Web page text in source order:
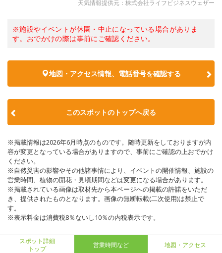
天気情報提供元：株式会社ライフビジネスウェザー
※施設やイベントが休園・中止になっている場合がありま
す。おでかけの際は事前にご確認ください。
地図・アクセス情報、電話番号を確認する
このスポットのトップへ戻る
※掲載情報は2026年6月時点のものです。随時更新をしておりますが内
容が変更となっている場合がありますので、事前にご確認の上おでかけ
ください。
※自然災害の影響やその他諸事情により、イベントの開催情報、施設の
営業時間、植物の開花・見頃期間などは変更になる場合があります。
※掲載されている画像は取材先から本ページへの掲載の許諾をいただ
き、提供されたものとなります。画像の無断転載(二次使用)は禁止で
す。
※表示料金は消費税8％ないし10％の内税表示です。
スポット詳細
トップ
営業時間など 地図・アクセス